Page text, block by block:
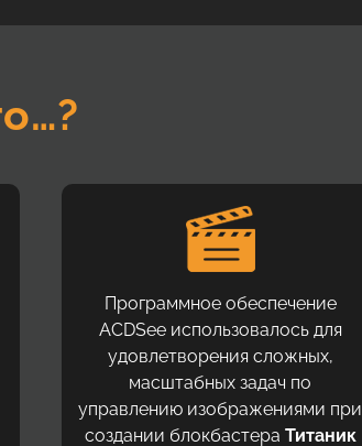
Программное обеспечение
ACDSee использовалось для
удовлетворения сложных,
масштабных задач по
управлению изображениями при
создании блокбастера Титаник